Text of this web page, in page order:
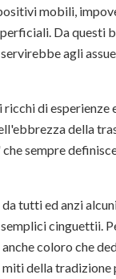
mobili,
Da questi
agli
di esperienze
della
sempre
tutti ed anzi
cinguettii.
coloro che
della tradizione